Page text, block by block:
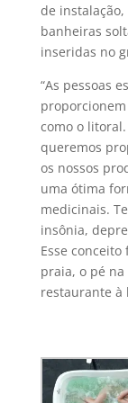
de
banheiras
inseridas no
“As pessoas
como o
queremos
os nossos
uma ótima
medicinais.
insônia,
Esse
praia, o pé
restaurante à